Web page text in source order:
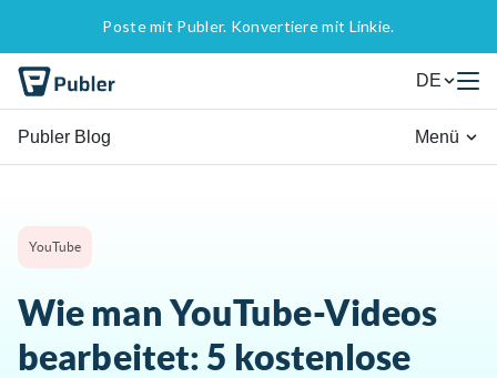
Poste mit Publer. Konvertiere mit Linkie.
DE
Publer Blog Menü
YouTube
Wie man YouTube-Videos
bearbeitet: 5 kostenlose